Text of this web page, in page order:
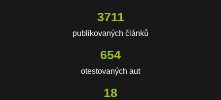
3711
publikovaných článků
654
otestovaných aut
18